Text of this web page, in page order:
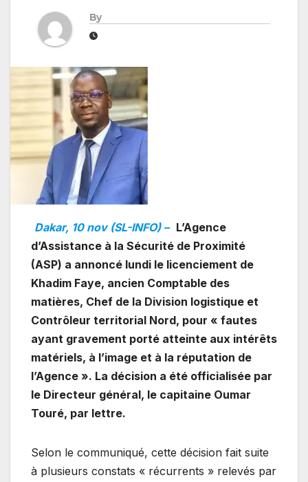
By
Dakar, 10 nov (SL-INFO) – L’Agence
d’Assistance à la Sécurité de Proximité
(ASP) a annoncé lundi le licenciement de
Khadim Faye, ancien Comptable des
matières, Chef de la Division logistique et
Contrôleur territorial Nord, pour « fautes
ayant gravement porté atteinte aux intérêts
matériels, à l’image et à la réputation de
l’Agence ». La décision a été officialisée par
le Directeur général, le capitaine Oumar
Touré, par lettre.
Selon le communiqué, cette décision fait suite
à plusieurs constats « récurrents » relevés par